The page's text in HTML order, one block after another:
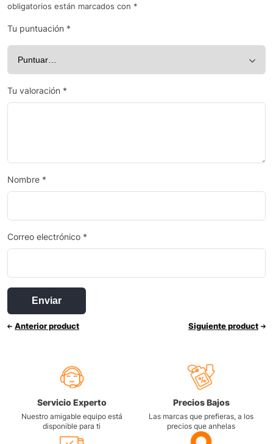
obligatorios están marcados con *
Tu puntuación *
Tu valoración *
Nombre *
Correo electrónico *
Anterior product Siguiente product
Servicio Experto
Nuestro amigable equipo está
disponible para ti
Precios Bajos
Las marcas que prefieras, a los
precios que anhelas